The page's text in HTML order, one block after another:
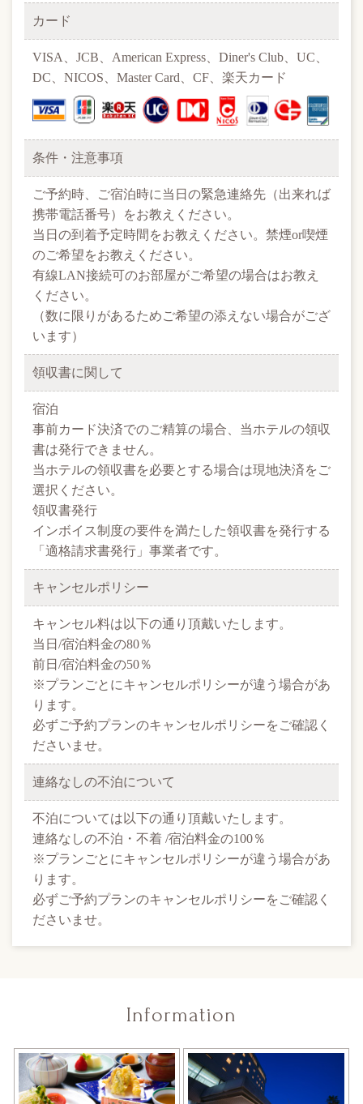
カード
VISA、JCB、American Express、Diner's Club、UC、
DC、NICOS、Master Card、CF、楽天カード
条件・注意事項
ご予約時、ご宿泊時に当日の緊急連絡先（出来れば
携帯電話番号）をお教えください。
当日の到着予定時間をお教えください。禁煙or喫煙
のご希望をお教えください。
有線LAN接続可のお部屋がご希望の場合はお教え
ください。
（数に限りがあるためご希望の添えない場合がござ
います）
領収書に関して
宿泊
事前カード決済でのご精算の場合、当ホテルの領収
書は発行できません。
当ホテルの領収書を必要とする場合は現地決済をご
選択ください。
領収書発行
インボイス制度の要件を満たした領収書を発行する
「適格請求書発行」事業者です。
キャンセルポリシー
キャンセル料は以下の通り頂戴いたします。
当日/宿泊料金の80％
前日/宿泊料金の50％
※プランごとにキャンセルポリシーが違う場合があ
ります。
必ずご予約プランのキャンセルポリシーをご確認く
ださいませ。
連絡なしの不泊について
不泊については以下の通り頂戴いたします。
連絡なしの不泊・不着 /宿泊料金の100％
※プランごとにキャンセルポリシーが違う場合があ
ります。
必ずご予約プランのキャンセルポリシーをご確認く
ださいませ。
Information